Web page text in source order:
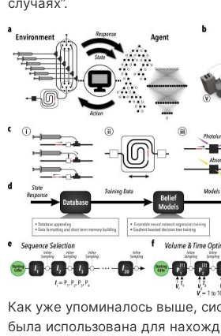
Как уже упоминалось выше,
была использована для